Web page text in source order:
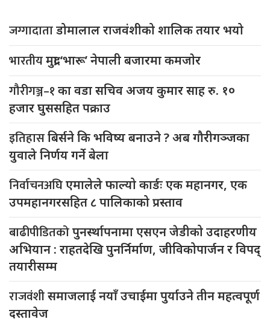
जग्गादाताडोमालाल राजवंशीको शालिक तयार भयो
भारतीयमुद्रा ‘भारू’ नेपाली बजारमा कमजाेर
गौरीगञ्ज–१का वडा सचिव अजय कुमार साह रु. १०
हजार घुससहित पक्राउ
इतिहासबिर्सने कि भविष्य बनाउने ? अब गौरीगञ्जका
युवाले निर्णय गर्ने बेला
निर्वाचनअघिएमालेले फाल्यो कार्डः एक महानगर, एक
उपमहानगरसहित ८ पालिकाको प्रस्ताव
बाढीपीडितकोपुनर्स्थापनामा एसएन जेडीको उदाहरणीय
अभियान : राहतदेखि पुनर्निर्माण, जीविकोपार्जन र विपद्
तयारीसम्म
राजवंशीसमाजलाई नयाँ उचाईमा पुर्याउने तीन महत्वपूर्ण
दस्तावेज